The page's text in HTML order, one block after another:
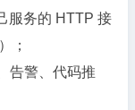
服务的 HTTP 接
；
告警、代码推